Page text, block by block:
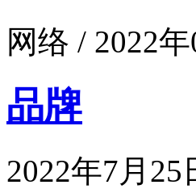
网络 / 2022
品牌
2022年7月